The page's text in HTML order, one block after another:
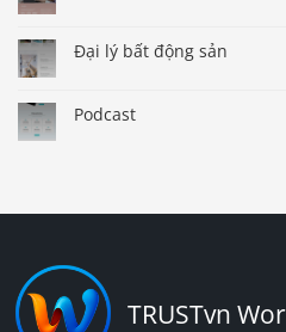
Đại lý bất động sản
Podcast
TRUSTvn